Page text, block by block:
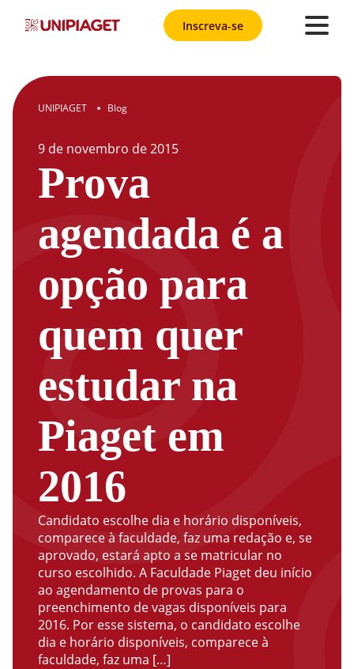
Inscreva-se
UNIPIAGET ● Blog
9 de novembro de2015
Prova
agendada é a
opção para
quem quer
estudar na
Piaget em
2016
Candidato escolhe dia e horário disponíveis,
comparece à faculdade, faz uma redação e, se
aprovado, estará apto a se matricular no
curso escolhido. A Faculdade Piaget deu início
ao agendamento de provas para o
preenchimento de vagas disponíveis para
2016. Por esse sistema, o candidato escolhe
dia e horário disponíveis, comparece à
faculdade, faz uma […]